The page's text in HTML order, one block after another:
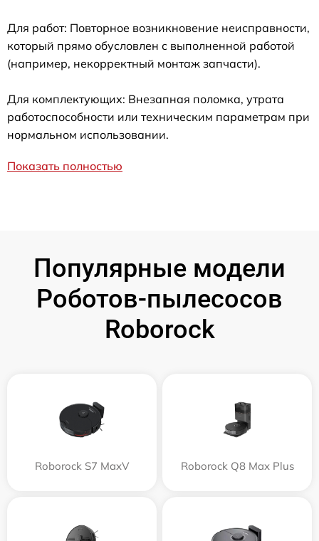
Для работ: Повторное возникновение неисправности,
который прямо обусловлен с выполненной работой
(например, некорректный монтаж запчасти).
Для комплектующих: Внезапная поломка, утрата
работоспособности или техническим параметрам при
нормальном использовании.
Показать полностью
Популярные модели
Роботов-пылесосов
Roborock
Roborock S7 MaxV Roborock Q8 Max Plus